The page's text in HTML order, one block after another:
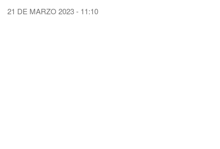
21 DE MARZO 2023 - 11:10